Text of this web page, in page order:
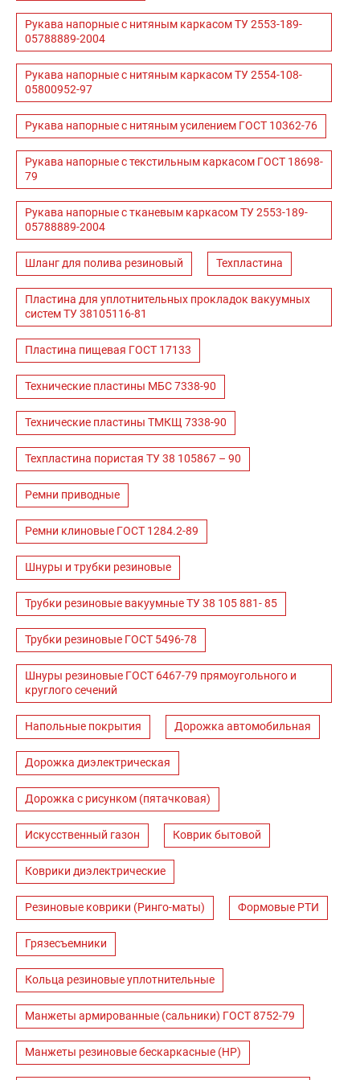
Рукава напорные с нитяным каркасом ТУ 2553-189-
05788889-2004
Рукава напорные с нитяным каркасом ТУ 2554-108-
05800952-97
Рукава напорные с нитяным усилением ГОСТ 10362-76
Рукава напорные с текстильным каркасом ГОСТ 18698-
79
Рукава напорные с тканевым каркасом ТУ 2553-189-
05788889-2004
Шланг для полива резиновый Техпластина
Пластина для уплотнительных прокладок вакуумных
систем ТУ 38105116-81
Пластина пищевая ГОСТ 17133
Технические пластины МБС 7338-90
Технические пластины ТМКЩ 7338-90
Техпластина пористая ТУ 38 105867 – 90
Ремни приводные
Ремни клиновые ГОСТ 1284.2-89
Шнуры и трубки резиновые
Трубки резиновые вакуумные ТУ 38 105 881- 85
Трубки резиновые ГОСТ 5496-78
Шнуры резиновые ГОСТ 6467-79 прямоугольного и
круглого сечений
Напольные покрытия Дорожка автомобильная
Дорожка диэлектрическая
Дорожка с рисунком (пятачковая)
Искусственный газон Коврик бытовой
Коврики диэлектрические
Резиновые коврики (Ринго-маты) Формовые РТИ
Грязесъемники
Кольца резиновые уплотнительные
Манжеты армированные (сальники) ГОСТ 8752-79
Манжеты резиновые бескаркасные (НР)